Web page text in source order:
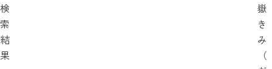
検
索
結
果
嶽
き
み
（